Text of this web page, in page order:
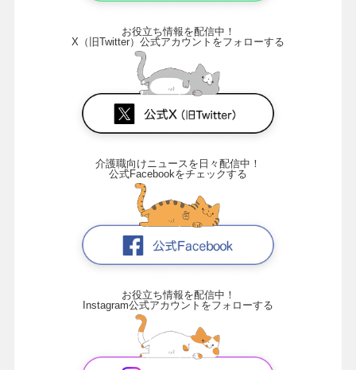
お役立ち情報を配信中！
X（旧Twitter）公式アカウントをフォローする
介護職向けニュースを日々配信中！
公式Facebookをチェックする
お役立ち情報を配信中！
Instagram公式アカウントをフォローする